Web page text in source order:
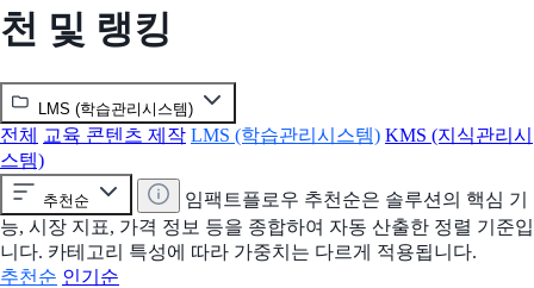
천 및 랭킹
LMS (학습관리시스템)
전체 교육 콘텐츠 제작 LMS (학습관리시스템) KMS (지식관리시
스템)
추천순
임팩트플로우 추천순은 솔루션의 핵심 기
능, 시장 지표, 가격 정보 등을 종합하여 자동 산출한 정렬 기준입
니다. 카테고리 특성에 따라 가중치는 다르게 적용됩니다.
추천순 인기순